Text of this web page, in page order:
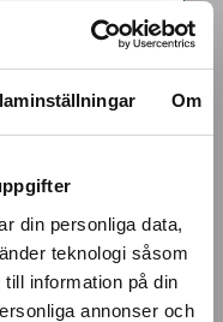
Om
din personliga data,
teknologi såsom
information på din
annonser och
kollektivavtal
integritets- och